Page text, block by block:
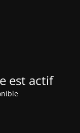
est actif